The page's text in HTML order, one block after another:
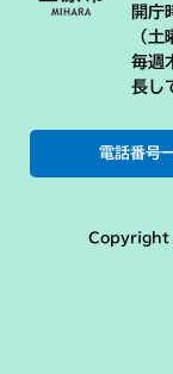
開庁
（
毎週
長し
電話番号
Copyright